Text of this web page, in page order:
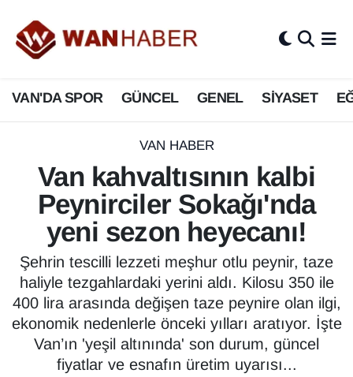
VAN'DA SPOR GÜNCEL GENEL SİYASET
VAN HABER
Van kahvaltısının kalbi
Peynirciler Sokağı'nda
yeni sezon heyecanı!
Şehrin tescilli lezzeti meşhur otlu peynir, taze
haliyle tezgahlardaki yerini aldı. Kilosu 350 ile
400 lira arasında değişen taze peynire olan ilgi,
ekonomik nedenlerle önceki yılları aratıyor. İşte
Van’ın 'yeşil altınında' son durum, güncel
fiyatlar ve esnafın üretim uyarısı...
3.SAYFA
ASAYİŞ
BİLİM VE TEKNOLOJİ
Biyografi
Bölge Haberleri
ÇEVRE
Deprem
Dernekler, Odalar
Van Nöbetçi Eczaneler
Van Hava Durumu
Van Namaz Vakitleri
Van Trafik Yoğunluk Haritası
Süper Lig Puan Durumu ve Fikstür
Tüm Manşetler
Son Dakika Haberleri
Haber Arşivi